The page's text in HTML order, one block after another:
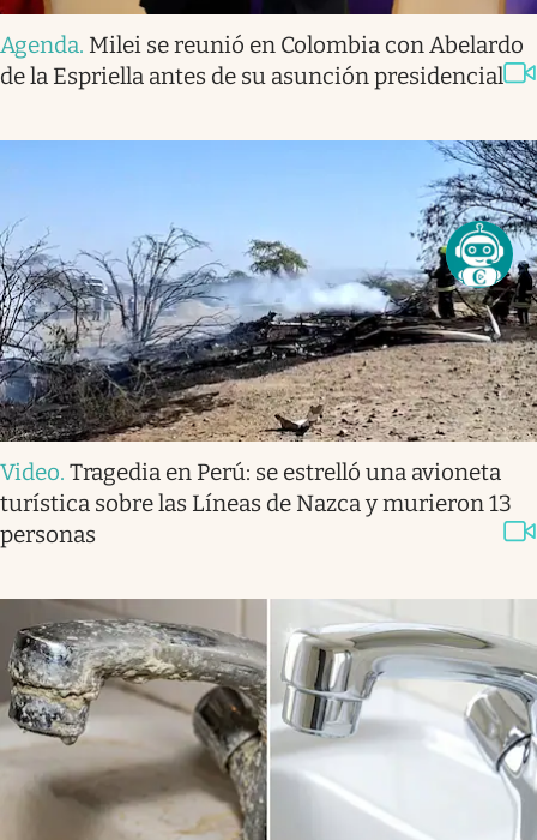
Agenda. Milei se reunió en Colombia con Abelardo
de la Espriella antes de su asunción presidencial
Video. Tragedia en Perú: se estrelló una avioneta
turística sobre las Líneas de Nazca y murieron 13
personas